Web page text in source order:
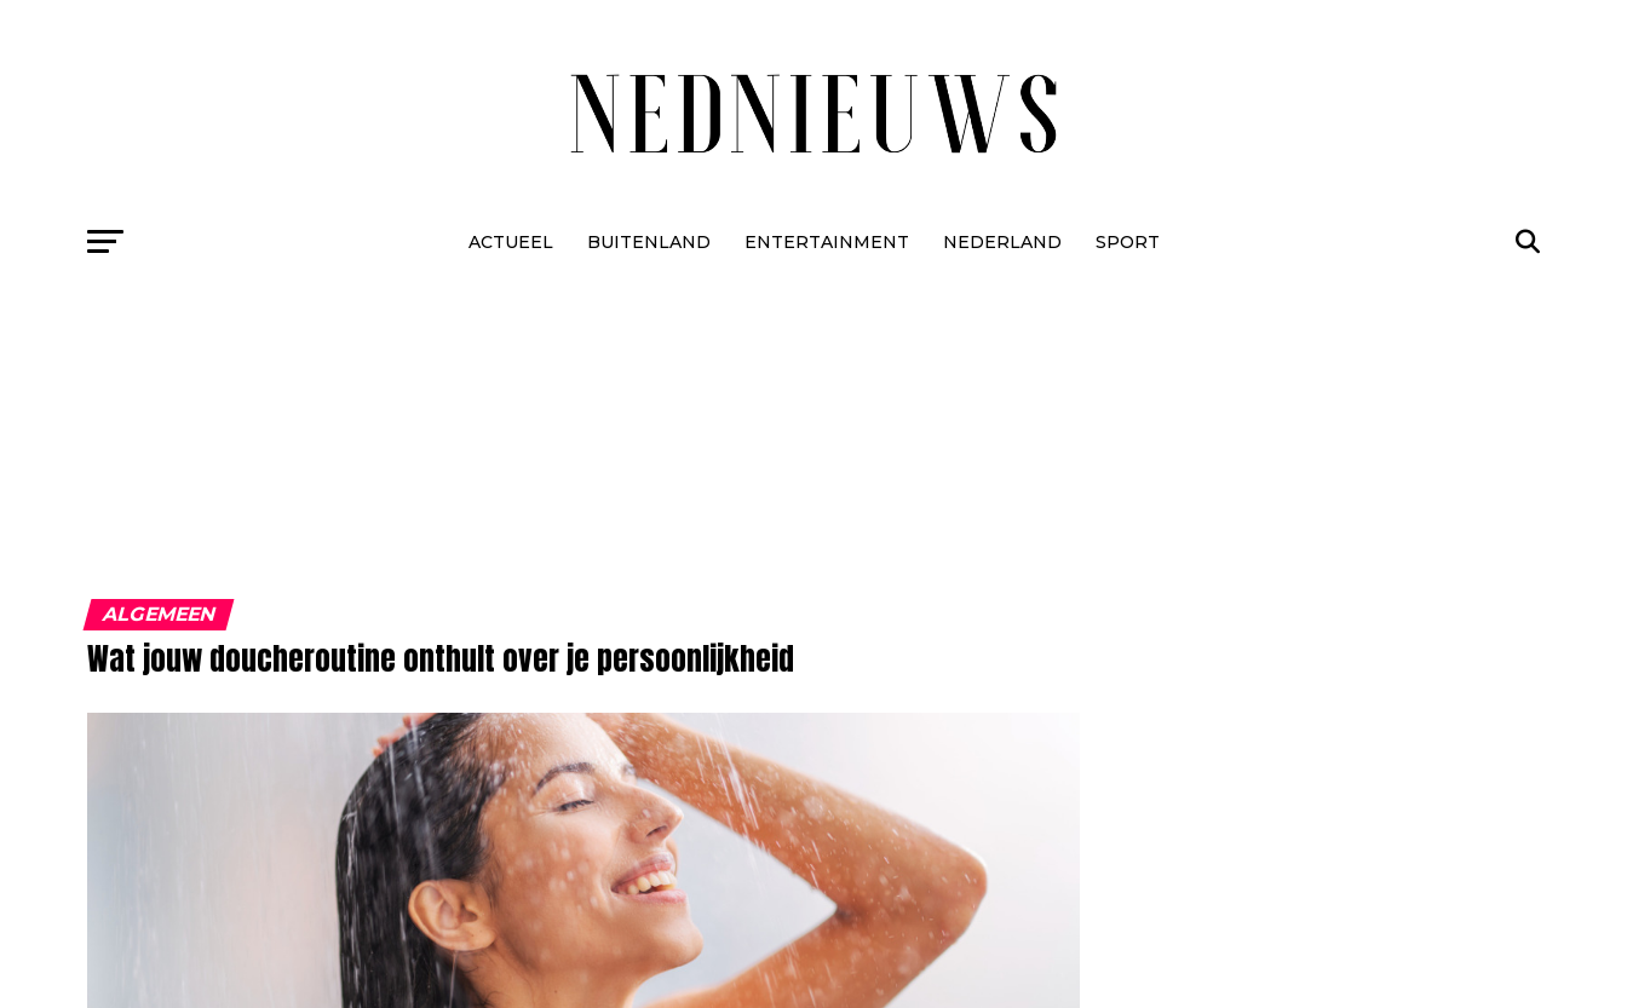
ACTUEEL BUITENLAND ENTERTAINMENT NEDERLAND SPORT
ALGEMEEN
Wat jouw doucheroutine onthult over je persoonlijkheid